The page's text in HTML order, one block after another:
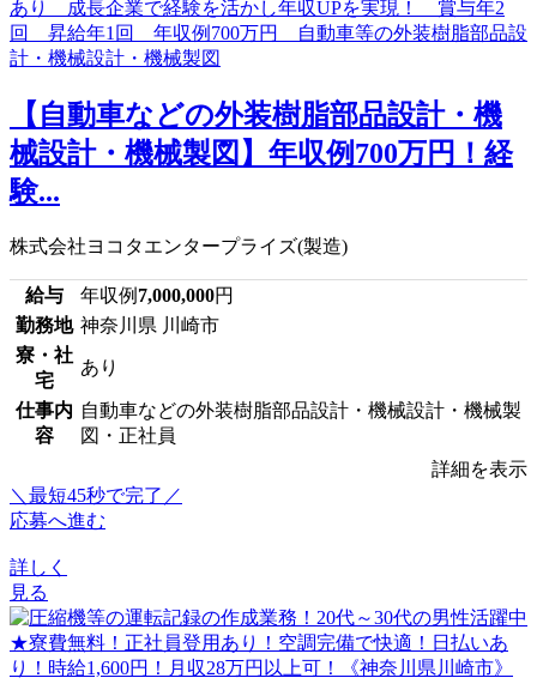
【自動車などの外装樹脂部品設計・機
械設計・機械製図】年収例700万円！経
験...
株式会社ヨコタエンタープライズ(製造)
給与 年収例 7,000,000円
勤務地 神奈川県 川崎市
寮・社
宅
あり
仕事内
容
自動車などの外装樹脂部品設計・機械設計・機械製
図・正社員
詳細を表示
＼最短45秒で完了／
応募へ進む
詳しく
見る